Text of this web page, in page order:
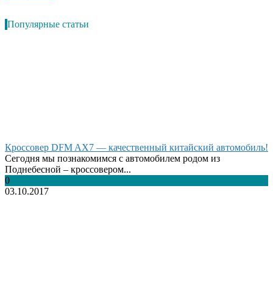
Популярные статьи
Кроссовер DFM AX7 — качественный китайский автомобиль!
Сегодня мы познакомимся с автомобилем родом из
Поднебесной – кроссовером...
0
03.10.2017